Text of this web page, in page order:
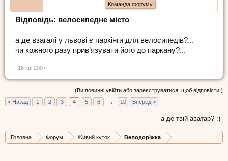
Команда форуму
Відповідь: велосипедне місто
а де взагалі у львові є паркінги для велосипедів?...
чи кожного разу прив’язувати його до паркану?...
16 кві 2007
(Ви повинні увійти або зареєструватися, щоб відповісти.)
< Назад
1 2 3 4 5 6 → 10 Вперед >
а де твій аватар? :)
Головна Форум Живий куток Велодоріжка